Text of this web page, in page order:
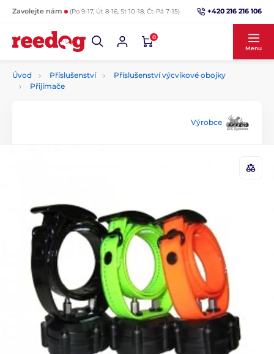
Zavolejte nám (Po 9-17, Út 8-16, St 10-18, Čt-Pá 7-15) +420 216 216 106
0
Menu
Úvod Příslušenství
Příslušenství výcvikové obojky
Přijímače
Výrobce